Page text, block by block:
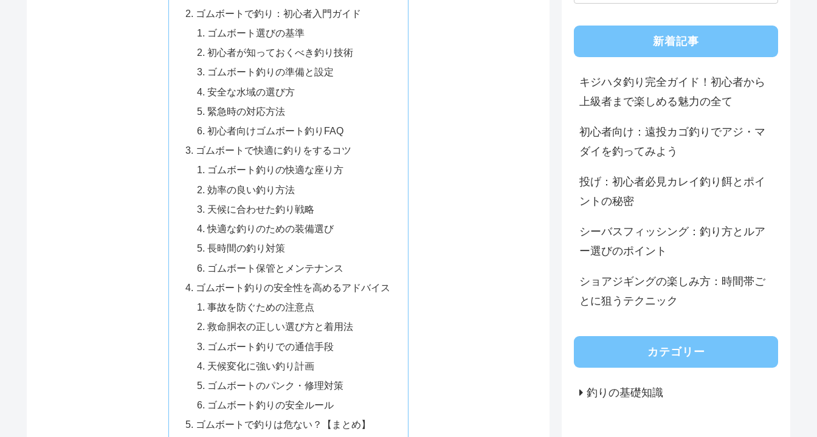
ゴムボートで釣り：初心者入門ガイド
ゴムボート選びの基準
初心者が知っておくべき釣り技術
ゴムボート釣りの準備と設定
安全な水域の選び方
緊急時の対応方法
初心者向けゴムボート釣りFAQ
ゴムボートで快適に釣りをするコツ
ゴムボート釣りの快適な座り方
効率の良い釣り方法
天候に合わせた釣り戦略
快適な釣りのための装備選び
長時間の釣り対策
ゴムボート保管とメンテナンス
ゴムボート釣りの安全性を高めるアドバイス
事故を防ぐための注意点
救命胴衣の正しい選び方と着用法
ゴムボート釣りでの通信手段
天候変化に強い釣り計画
ゴムボートのパンク・修理対策
ゴムボート釣りの安全ルール
ゴムボートで釣りは危ない？【まとめ】
新着記事
キジハタ釣り完全ガイド！初心者から
上級者まで楽しめる魅力の全て
初心者向け：遠投カゴ釣りでアジ・マ
ダイを釣ってみよう
投げ：初心者必見カレイ釣り餌とポイ
ントの秘密
シーバスフィッシング：釣り方とルア
ー選びのポイント
ショアジギングの楽しみ方：時間帯ご
とに狙うテクニック
カテゴリー
釣りの基礎知識